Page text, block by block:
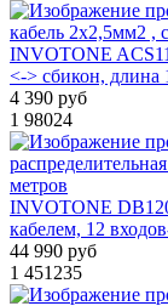
INVOTONE
<-> сбикон, длина
4 390 руб
1 98024
INVOTONE
кабелем, 12
44 990 руб
1 451235